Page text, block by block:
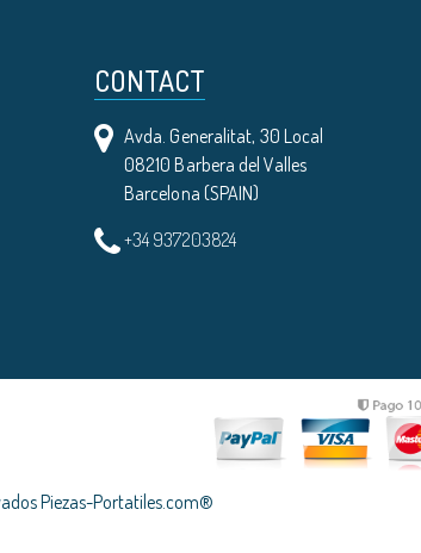
CONTACT
Avda. Generalitat, 30 Local
08210 Barbera del Valles
Barcelona (SPAIN)
+34 937203824
Piezas-Portatiles.com®